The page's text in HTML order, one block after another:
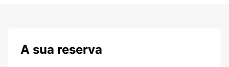
A sua reserva